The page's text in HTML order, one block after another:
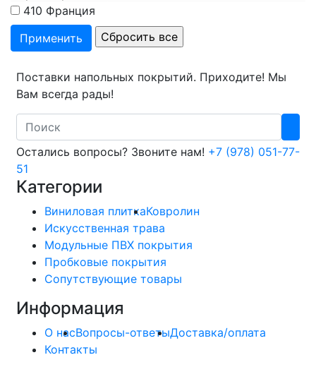
410 Франция
Поставки напольных покрытий. Приходите! Мы
Вам всегда рады!
Search
Остались вопросы? Звоните нам! +7 (978) 051-77-
51
Категории
Виниловая плиткаКовролин
Искусственная трава
Модульные ПВХ покрытия
Пробковые покрытия
Сопутствующие товары
Информация
О насВопросы-ответыДоставка/оплата
Контакты